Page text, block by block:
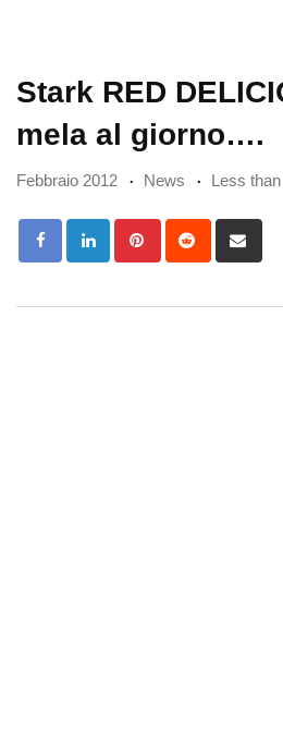
Stark RED
mela al giorno….
Febbraio 2012 News Less
PinterestReddit
via